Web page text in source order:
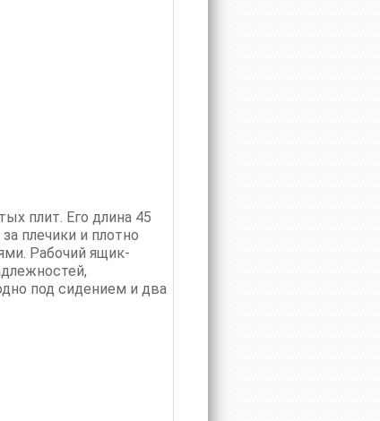
плит. Его длина 45
плечики и плотно
Рабочий ящик-
под сидением и два